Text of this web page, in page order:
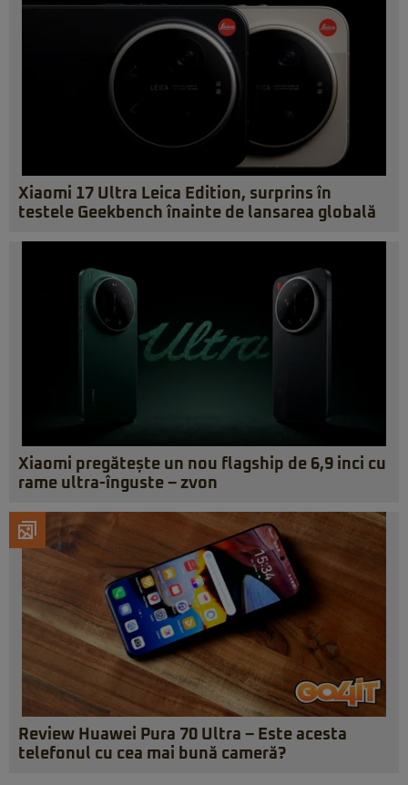
Xiaomi 17 Ultra Leica Edition, surprins în
testele Geekbench înainte de lansarea globală
Xiaomi pregătește un nou flagship de 6,9 inci cu
rame ultra-înguste – zvon
Review Huawei Pura 70 Ultra – Este acesta
telefonul cu cea mai bună cameră?